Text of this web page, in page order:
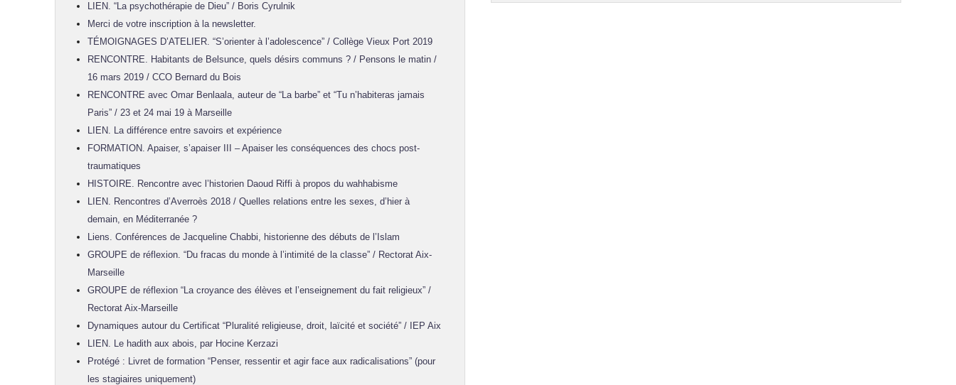
LIEN. “La psychothérapie de Dieu” / Boris Cyrulnik
Merci de votre inscription à la newsletter.
TÉMOIGNAGES D’ATELIER. “S’orienter à l’adolescence” / Collège Vieux Port 2019
RENCONTRE. Habitants de Belsunce, quels désirs communs ? / Pensons le matin /
16 mars 2019 / CCO Bernard du Bois
RENCONTRE avec Omar Benlaala, auteur de “La barbe” et “Tu n’habiteras jamais
Paris” / 23 et 24 mai 19 à Marseille
LIEN. La différence entre savoirs et expérience
FORMATION. Apaiser, s’apaiser III – Apaiser les conséquences des chocs post-
traumatiques
HISTOIRE. Rencontre avec l’historien Daoud Riffi à propos du wahhabisme
LIEN. Rencontres d’Averroès 2018 / Quelles relations entre les sexes, d’hier à
demain, en Méditerranée ?
Liens. Conférences de Jacqueline Chabbi, historienne des débuts de l’Islam
GROUPE de réflexion. “Du fracas du monde à l’intimité de la classe” / Rectorat Aix-
Marseille
GROUPE de réflexion “La croyance des élèves et l’enseignement du fait religieux” /
Rectorat Aix-Marseille
Dynamiques autour du Certificat “Pluralité religieuse, droit, laïcité et société” / IEP Aix
LIEN. Le hadith aux abois, par Hocine Kerzazi
Protégé : Livret de formation “Penser, ressentir et agir face aux radicalisations” (pour
les stagiaires uniquement)